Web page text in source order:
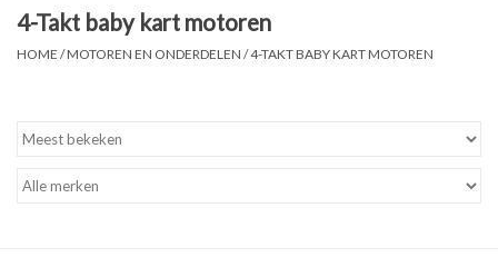
Kart Onderdelen
Banden
4-Takt baby kart motoren
HOME /MOTOREN EN ONDERDELEN /4-TAKT BABY KART MOTOREN